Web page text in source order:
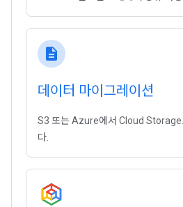
description
데이터 마이그레이션
S3 또는 Azure에서 Cloud Storage
다.